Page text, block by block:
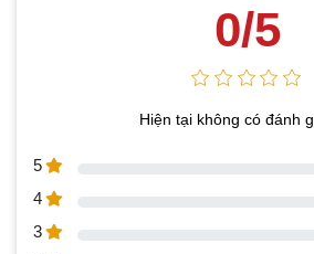
0/5
Hiện tại không có đánh
5
4
3